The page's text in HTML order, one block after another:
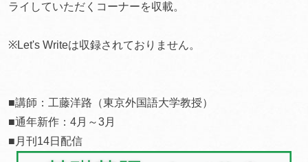
ライしていただくコーナーを収載。
※Let's Writeは収録されておりません。
■講師：工藤洋路（東京外国語大学教授）
■通年新作：4月～3月
■月刊14日配信